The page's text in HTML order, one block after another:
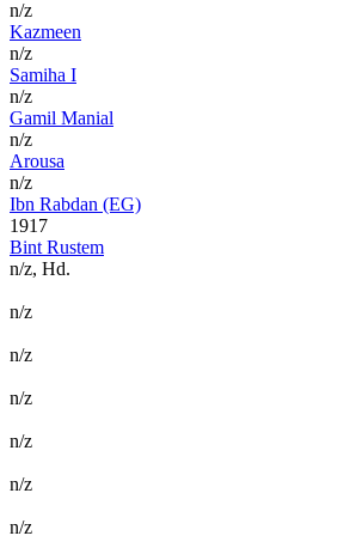
n/z
Kazmeen
n/z
Samiha I
n/z
Gamil Manial
n/z
Arousa
n/z
Ibn Rabdan (EG)
1917
Bint Rustem
n/z, Hd.
n/z
n/z
n/z
n/z
n/z
n/z